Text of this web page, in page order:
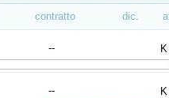
contratto dic.
-- K
-- K